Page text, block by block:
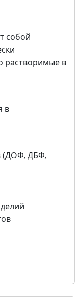
собой
растворимые в
в
(ДОФ, ДБФ,